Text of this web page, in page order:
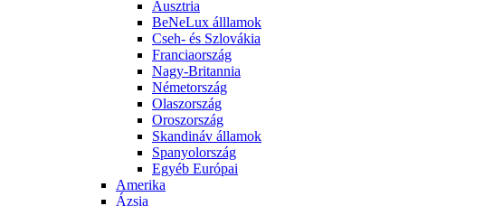
Ausztria
BeNeLux álllamok
Cseh- és Szlovákia
Franciaország
Nagy-Britannia
Németország
Olaszország
Oroszország
Skandináv államok
Spanyolország
Egyéb Európai
Amerika
Ázsia